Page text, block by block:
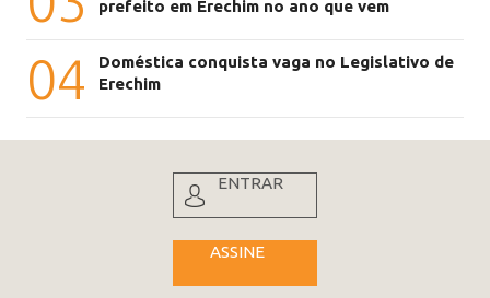
prefeito em Erechim no ano que vem
04
Doméstica conquista vaga no Legislativo de
Erechim
ENTRAR
ASSINE